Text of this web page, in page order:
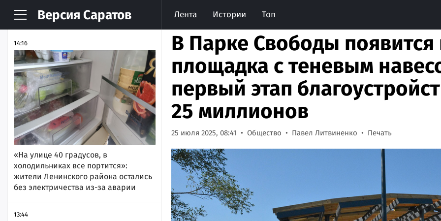
Версия Саратов Лента Истории Топ
НОВОСТИ АРХИВ
14:16
«На улице 40 градусов, в
холодильниках все портится»:
жители Ленинского района остались
без электричества из-за аварии
13:44
В Парке Свободы появится
площадка с теневым
первый этап
25 миллионов
25 июля 2025, 08:41 Общество Павел Литвиненко Печать